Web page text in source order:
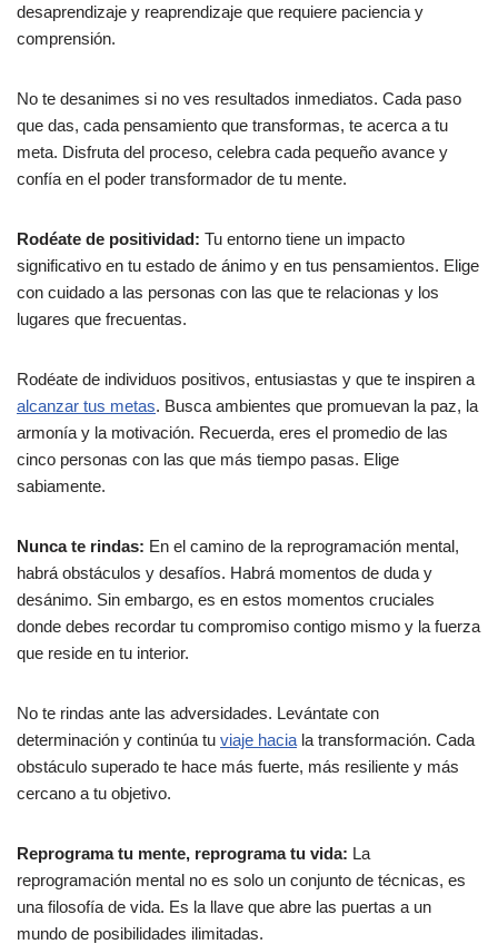
desaprendizaje y reaprendizaje que requiere paciencia y
comprensión.
No te desanimes si no ves resultados inmediatos. Cada paso
que das, cada pensamiento que transformas, te acerca a tu
meta. Disfruta del proceso, celebra cada pequeño avance y
confía en el poder transformador de tu mente.
Rodéate de positividad: Tu entorno tiene un impacto
significativo en tu estado de ánimo y en tus pensamientos. Elige
con cuidado a las personas con las que te relacionas y los
lugares que frecuentas.
Rodéate de individuos positivos, entusiastas y que te inspiren a
alcanzar tus metas. Busca ambientes que promuevan la paz, la
armonía y la motivación. Recuerda, eres el promedio de las
cinco personas con las que más tiempo pasas. Elige
sabiamente.
Nunca te rindas: En el camino de la reprogramación mental,
habrá obstáculos y desafíos. Habrá momentos de duda y
desánimo. Sin embargo, es en estos momentos cruciales
donde debes recordar tu compromiso contigo mismo y la fuerza
que reside en tu interior.
No te rindas ante las adversidades. Levántate con
determinación y continúa tu viaje hacia la transformación. Cada
obstáculo superado te hace más fuerte, más resiliente y más
cercano a tu objetivo.
Reprograma tu mente, reprograma tu vida: La
reprogramación mental no es solo un conjunto de técnicas, es
una filosofía de vida. Es la llave que abre las puertas a un
mundo de posibilidades ilimitadas.